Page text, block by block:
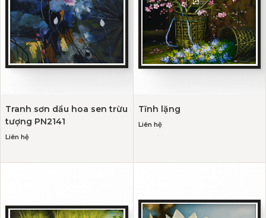
Tranh sơn dầu hoa sen trừu
tượng PN2141
Liên hệ
Tĩnh lặng
Liên hệ